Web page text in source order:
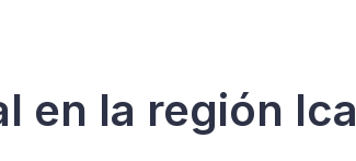
en la región Ica